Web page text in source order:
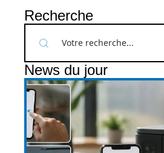
Recherche
News du jour